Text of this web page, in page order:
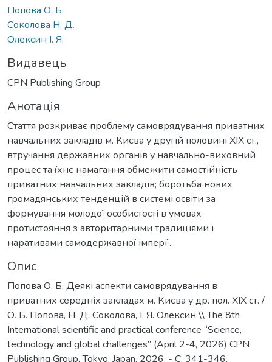
Попова О. Б.
Соколова Н. Д.
Олексин І. Я.
Видавець
CPN Publishing Group
Анотація
Стаття розкриває проблему самоврядування приватних
навчальних закладів м. Києва у другій половині ХІХ ст.,
втручання державних органів у навчально-виховний
процес та їхнє намагання обмежити самостійність
приватних навчальних закладів; боротьба нових
громадянських тенденцій в системі освіти за
формування молодої особистості в умовах
протистояння з авторитарними традиціями і
наративами самодержавної імперії.
Опис
Попова О. Б. Деякі аспекти самоврядування в
приватних середніх закладах м. Києва у др. пол. ХІХ ст. /
О. Б. Попова, Н. Д. Соколова, І. Я. Олексин \\ The 8th
International scientific and practical conference “Science,
technology and global challenges” (April 2-4, 2026) CPN
Publishing Group, Tokyo, Japan. 2026. - С. 341-346.